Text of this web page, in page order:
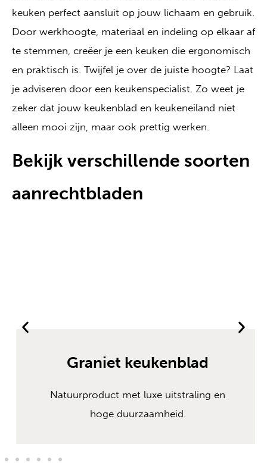
keuken perfect aansluit op jouw lichaam en gebruik.
Door werkhoogte, materiaal en indeling op elkaar af
te stemmen, creëer je een keuken die ergonomisch
en praktisch is. Twijfel je over de juiste hoogte? Laat
je adviseren door een keukenspecialist. Zo weet je
zeker dat jouw keukenblad en keukeneiland niet
alleen mooi zijn, maar ook prettig werken.
Bekijk verschillende soorten
aanrechtbladen
Graniet keukenblad
Natuurproduct met luxe uitstraling en
hoge duurzaamheid.